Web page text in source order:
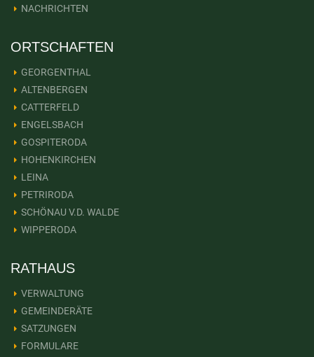
NACHRICHTEN
ORTSCHAFTEN
GEORGENTHAL
ALTENBERGEN
CATTERFELD
ENGELSBACH
GOSPITERODA
HOHENKIRCHEN
LEINA
PETRIRODA
SCHÖNAU V.D. WALDE
WIPPERODA
RATHAUS
VERWALTUNG
GEMEINDERÄTE
SATZUNGEN
FORMULARE